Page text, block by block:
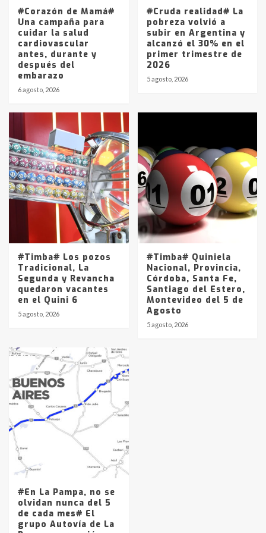
#Corazón de Mamá#
Una campaña para
cuidar la salud
cardiovascular
antes, durante y
después del
embarazo
6 agosto, 2026
#Cruda realidad# La
pobreza volvió a
subir en Argentina y
alcanzó el 30% en el
primer trimestre de
2026
5 agosto, 2026
#Timba# Los pozos
Tradicional, La
Segunda y Revancha
quedaron vacantes
en el Quini 6
5 agosto, 2026
#Timba# Quiniela
Nacional, Provincia,
Córdoba, Santa Fe,
Santiago del Estero,
Montevideo del 5 de
Agosto
5 agosto, 2026
#En La Pampa, no se
olvidan nunca del 5
de cada mes# El
grupo Autovía de La